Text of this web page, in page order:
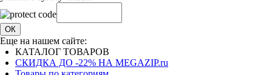
ОК
Еще на нашем сайте:
КАТАЛОГ ТОВАРОВ
СКИДКА ДО -22% НА MEGAZIP.ru